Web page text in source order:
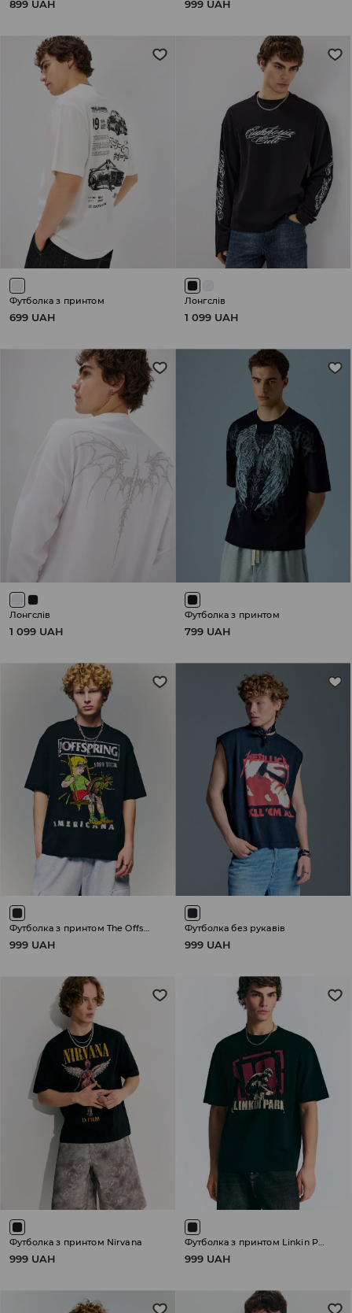
899 UAH 999 UAH
Футболка з принтом
699 UAH
Лонгслів
1 099 UAH
Лонгслів
1 099 UAH
Футболка з принтом
799 UAH
Футболка з принтом The Offspring
999 UAH
Футболка без рукавів
999 UAH
Футболка з принтом Nirvana
999 UAH
Футболка з принтом Linkin Park
999 UAH